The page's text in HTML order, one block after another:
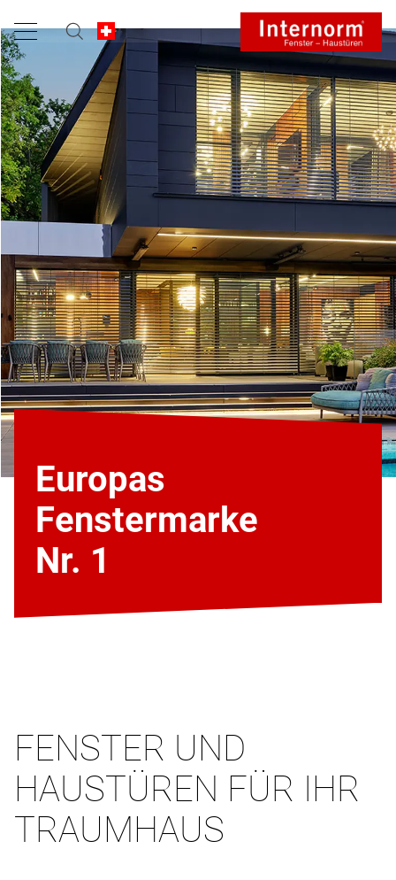
Europas
Fenstermarke
Nr. 1
FENSTER UND
HAUSTÜREN FÜR IHR
TRAUMHAUS